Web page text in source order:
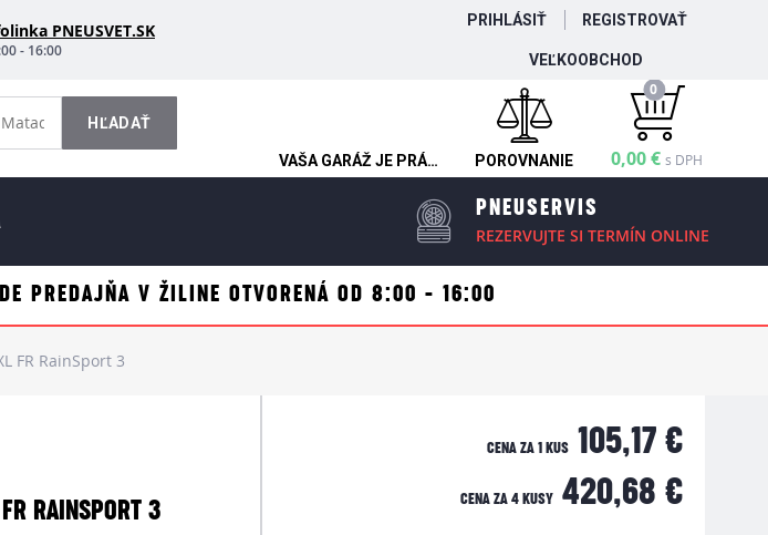
PNEUSVET.SK
- 16:00
PRIHLÁSIŤ REGISTROVAŤ
VEĽKOOBCHOD
VAŠA GARÁŽ JE PRÁZDNA POROVNANIE
0
0,00 € s DPH
PNEUSERVIS
REZERVUJTE SI TERMÍN ONLINE
PREDAJŇA V ŽILINE OTVORENÁ OD 8:00 - 16:00
FR RainSport 3
RAINSPORT 3
CENA ZA 1 KUS 105,17 €
CENA ZA 4 KUSY 420,68 €